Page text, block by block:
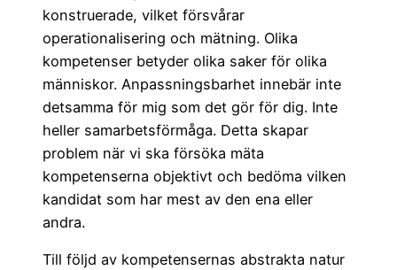
konstruerade, vilket försvårar
operationalisering och mätning. Olika
kompetenser betyder olika saker för olika
människor. Anpassningsbarhet innebär inte
detsamma för mig som det gör för dig. Inte
heller samarbetsförmåga. Detta skapar
problem när vi ska försöka mäta
kompetenserna objektivt och bedöma vilken
kandidat som har mest av den ena eller
andra.
Till följd av kompetensernas abstrakta natur